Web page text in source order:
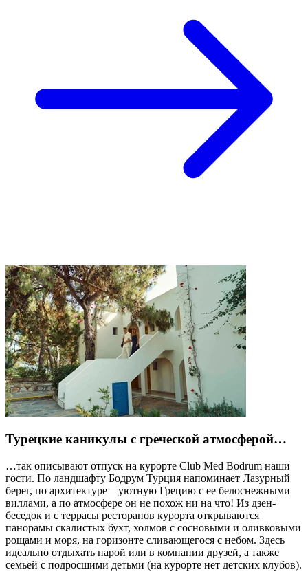
Турецкие каникулы с греческой атмосферой…
…так описывают отпуск на курорте Club Med Bodrum наши
гости. По ландшафту Бодрум Турция напоминает Лазурный
берег, по архитектуре – уютную Грецию с ее белоснежными
виллами, а по атмосфере он не похож ни на что! Из дзен-
беседок и с террасы ресторанов курорта открываются
панорамы скалистых бухт, холмов с сосновыми и оливковыми
рощами и моря, на горизонте сливающегося с небом. Здесь
идеально отдыхать парой или в компании друзей, а также
семьей с подросшими детьми (на курорте нет детских клубов).